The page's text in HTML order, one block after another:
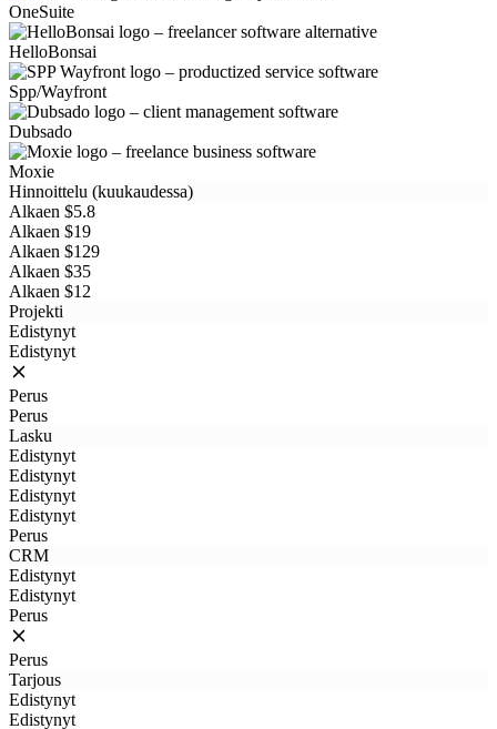
OneSuite
HelloBonsai
Spp/Wayfront
Dubsado
Moxie
Hinnoittelu (kuukaudessa)
Alkaen $5.8
Alkaen $19
Alkaen $129
Alkaen $35
Alkaen $12
Projekti
Edistynyt
Edistynyt
Perus
Perus
Lasku
Edistynyt
Edistynyt
Edistynyt
Edistynyt
Perus
CRM
Edistynyt
Edistynyt
Perus
Perus
Tarjous
Edistynyt
Edistynyt